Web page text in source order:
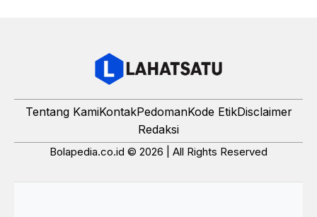
Tentang KamiKontakPedomanKode EtikDisclaimer
Redaksi
Bolapedia.co.id © 2026 | All Rights Reserved